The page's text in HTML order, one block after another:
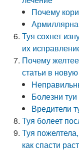
Почему
Туя сохнет
их
Почему
статьи в
Болезни туи
Вредители
Туя болеет
Туя
как спасти